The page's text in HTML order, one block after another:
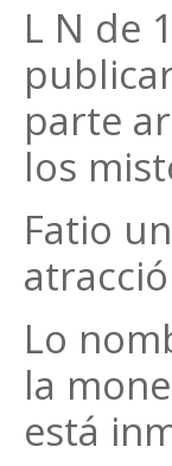
L N de
parte
los
Fatio
Lo
la
está